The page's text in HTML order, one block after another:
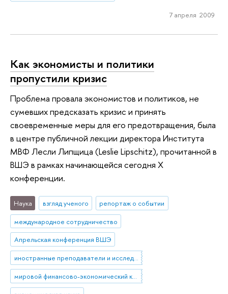
7 апреля 2009
Как экономисты и политики
пропустили кризис
Проблема провала экономистов и политиков, не
сумевших предсказать кризис и принять
своевременные меры для его предотвращения, была
в центре публичной лекции директора Института
МВФ Лесли Липщица (Leslie Lipschitz), прочитанной в
ВШЭ в рамках начинающейся сегодня X
конференции.
Наука взгляд ученого
репортаж о событии
международное сотрудничество
Апрельская конференция ВШЭ
иностранные преподаватели и исследователи
мировой финансово-экономический кризис